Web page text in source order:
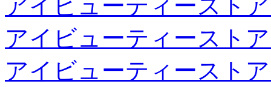
アイビューティースト
アイビューティースト
アイビューティースト